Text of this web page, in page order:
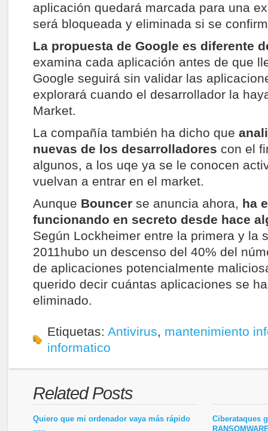
aplicación quedará marcada para una
será bloqueada y eliminada si se
La propuesta de Google es diferente
examina cada aplicación antes de que
Google seguirá sin validar las
explorará cuando el desarrollador la
Market.
La compañía también ha dicho que
nuevas de los desarrolladores con el
algunos, a los uqe ya se le conocen
vuelvan a entrar en el market.
Aunque Bouncer se anuncia ahora, ha
funcionando en secreto desde hace
Según Lockheimer entre la primera y la
2011hubo un descenso del 40% del
de aplicaciones potencialmente
querido decir cuántas aplicaciones se
eliminado.
Etiquetas: Antivirus, mantenimiento
informatico
Related Posts
Quiero que mi ordenador vaya más rápido
…..
Ciberataques